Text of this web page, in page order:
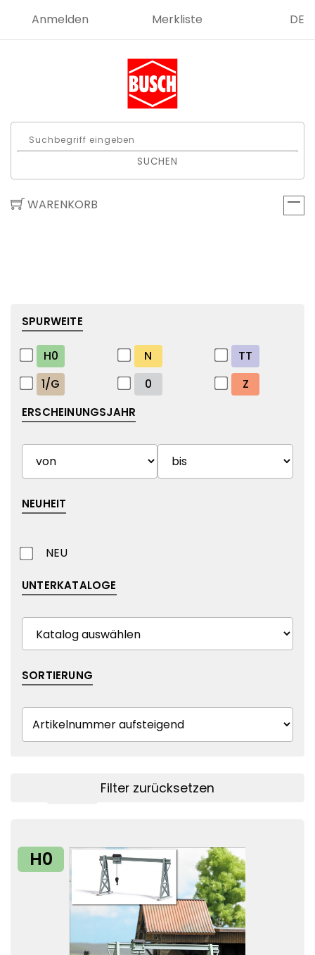
Anmelden Merkliste DE
SUCHEN
WARENKORB
SPURWEITE
H0 N
TT
1/G
0 Z
ERSCHEINUNGSJAHR
NEUHEIT
NEU
UNTERKATALOGE
SORTIERUNG
Filter anzeigen
Filter zurücksetzen
H0